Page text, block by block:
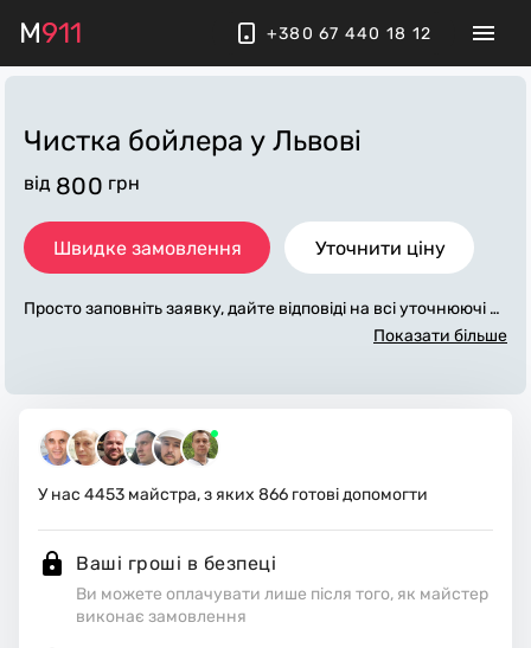
M911 +380 67 440 18 12
Чистка бойлера у Львові
від 800 грн
Швидке замовлення Уточнити ціну
Просто заповніть заявку, дайте відповіді на всі уточнюючі за
питання по «чистка бойлера». Ми зв'яжемося з вами протя
ці стежать за чистотою та прибирають робоче місце.
Показати більше
У нас 4453 майстра, з яких 866 готові допомогти
Ваші гроші в безпеці
Ви можете оплачувати лише після того, як майстер
виконає замовлення